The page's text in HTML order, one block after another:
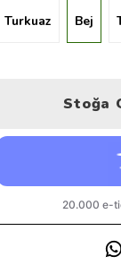
Turkuaz Bej
Stoğa